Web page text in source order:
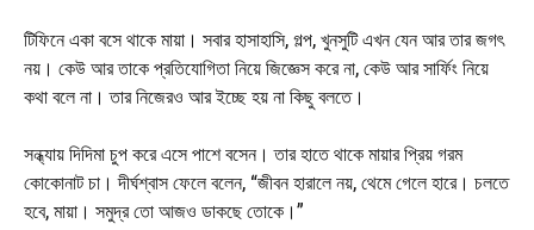
টিফিনে একা বসে থাকে মায়া। সবার হাসাহাসি, গল্প, খুনসুটি এখন যেন আর তার জগৎ
নয়। কেউ আর তাকে প্রতিযোগিতা নিয়ে জিজ্ঞেস করে না, কেউ আর সার্ফিং নিয়ে
কথা বলে না। তার নিজেরও আর ইচ্ছে হয় না কিছু বলতে।
সন্ধ্যায় দিদিমা চুপ করে এসে পাশে বসেন। তার হাতে থাকে মায়ার প্রিয় গরম
কোকোনাট চা। দীর্ঘশ্বাস ফেলে বলেন, “জীবন হারালে নয়, থেমে গেলে হারে। চলতে
হবে, মায়া। সমুদ্র তো আজও ডাকছে তোকে।”